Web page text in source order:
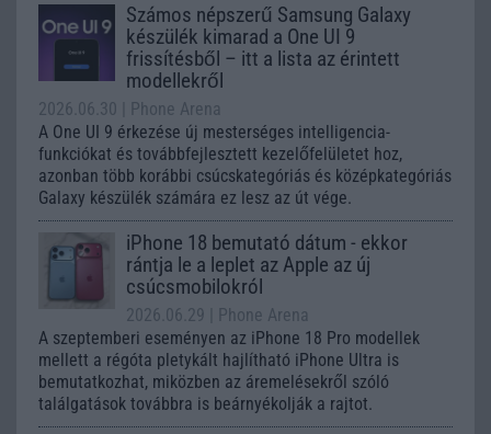
Számos népszerű Samsung Galaxy
készülék kimarad a One UI 9
frissítésből – itt a lista az érintett
modellekről
2026.06.30
| Phone Arena
A One UI 9 érkezése új mesterséges intelligencia-
funkciókat és továbbfejlesztett kezelőfelületet hoz,
azonban több korábbi csúcskategóriás és középkategóriás
Galaxy készülék számára ez lesz az út vége.
iPhone 18 bemutató dátum - ekkor
rántja le a leplet az Apple az új
csúcsmobilokról
2026.06.29
| Phone Arena
A szeptemberi eseményen az iPhone 18 Pro modellek
mellett a régóta pletykált hajlítható iPhone Ultra is
bemutatkozhat, miközben az áremelésekről szóló
találgatások továbbra is beárnyékolják a rajtot.